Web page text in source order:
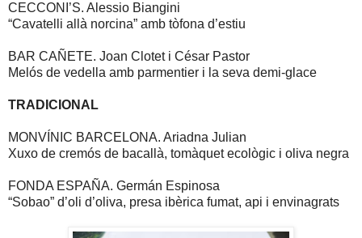
CECCONI’S. Alessio Biangini
“Cavatelli allà norcina” amb tòfona d’estiu
BAR CAÑETE. Joan Clotet i César Pastor
Melós de vedella amb parmentier i la seva demi-glace
TRADICIONAL
MONVÍNIC BARCELONA. Ariadna Julian
Xuxo de cremós de bacallà, tomàquet ecològic i oliva negra
FONDA ESPAÑA. Germán Espinosa
“Sobao” d’oli d’oliva, presa ibèrica fumat, api i envinagrats